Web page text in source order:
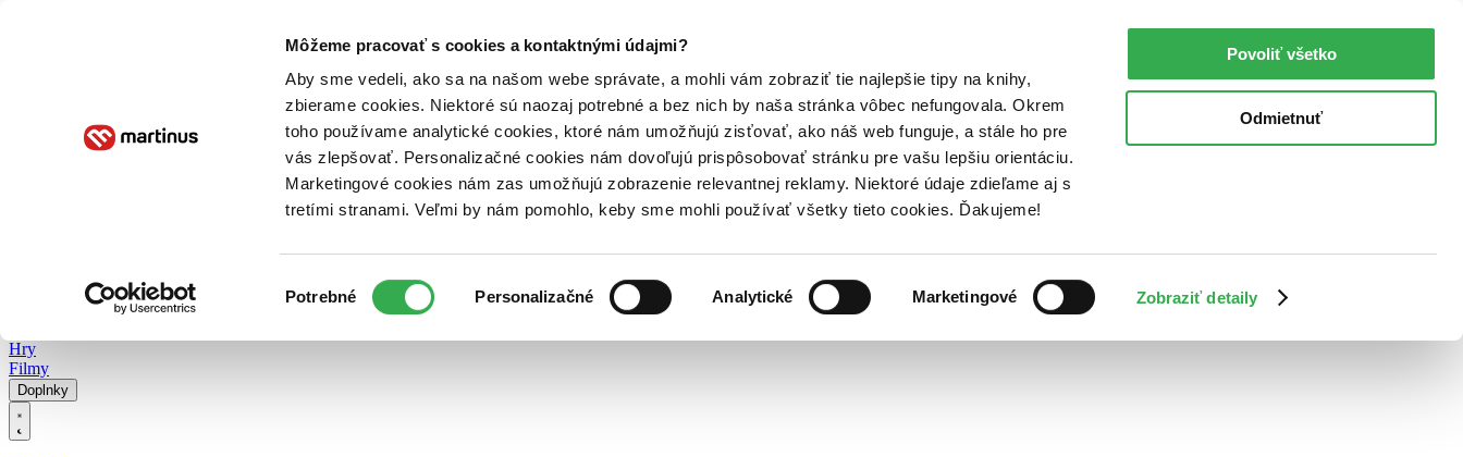
Môžeme pracovať s cookies a kontaktnými údajmi?
Aby sme vedeli, ako sa na našom webe správate, a mohli vám zobraziť tie najlepšie tipy na knihy,
zbierame cookies. Niektoré sú naozaj potrebné a bez nich by naša stránka vôbec nefungovala. Okrem
toho používame analytické cookies, ktoré nám umožňujú zisťovať, ako náš web funguje, a stále ho pre
vás zlepšovať. Personalizačné cookies nám dovoľujú prispôsobovať stránku pre vašu lepšiu orientáciu.
Marketingové cookies nám zas umožňujú zobrazenie relevantnej reklamy. Niektoré údaje zdieľame aj s
tretími stranami. Veľmi by nám pomohlo, keby sme mohli používať všetky tieto cookies. Ďakujeme!
súhlasu
Potrebné Personalizačné Analytické Marketingové Zobraziť detaily
Povoliť všetko
Odmietnuť
Poukážky Kontakt
Hry
Filmy
Doplnky